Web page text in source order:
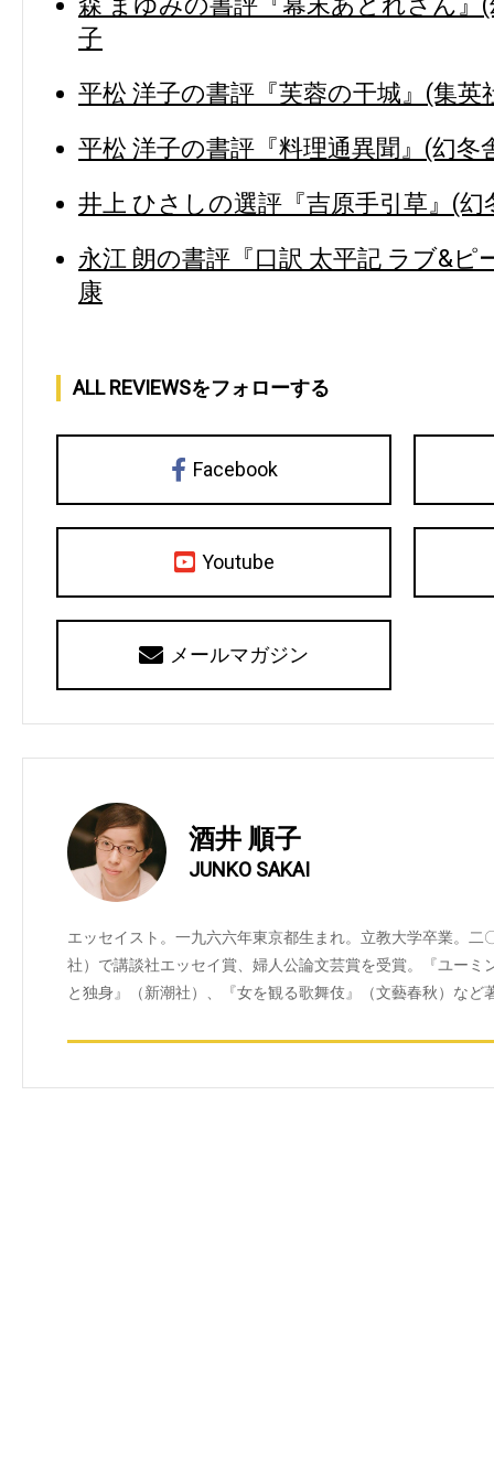
子
平松 洋子の書評『芙蓉の干城』(集英
平松 洋子の書評『料理通異聞』(幻冬
井上 ひさしの選評『吉原手引草』(幻
永江 朗の書評『口訳 太平記 ラブ&ピ
康
ALL REVIEWSをフォローする
Facebook
Youtube
メールマガジン
酒井 順子
JUNKO SAKAI
エッセイスト。一九六六年東京都生まれ。立教大学卒業。二
社）で講談社エッセイ賞、婦人公論文芸賞を受賞。『ユーミ
と独身』（新潮社）、『女を観る歌舞伎』（文藝春秋）など